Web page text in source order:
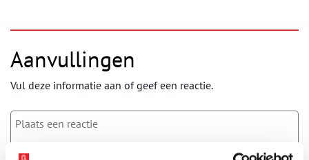
Aanvullingen
Vul deze informatie aan of geef een reactie.